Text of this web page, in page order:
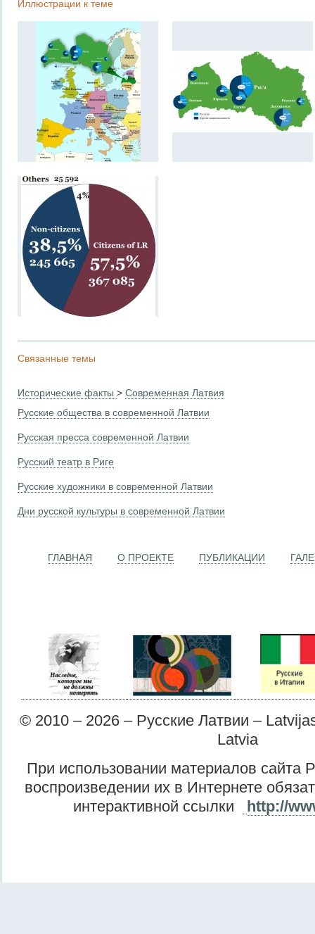
Иллюстрации к теме
Связанные темы
Исторические факты > Современная Латвия
Русские общества в современной Латвии
Русская пресса современной Латвии
Русский театр в Риге
Русские художники в современной Латвии
Дни русской культуры в современной Латвии
ГЛАВНАЯ О ПРОЕКТЕ ПУБЛИКАЦИИ
© 2010 – 2026 – Русские Латвии –
Latvia
При использовании материалов сайта
воспроизведении их в Интернете
интерактивной ссылки
http://